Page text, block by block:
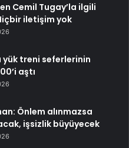
Cemil Tugay’la ilgili
iletişim yok
yük treni seferlerinin
aştı
Önlem alınmazsa
işsizlik büyüyecek